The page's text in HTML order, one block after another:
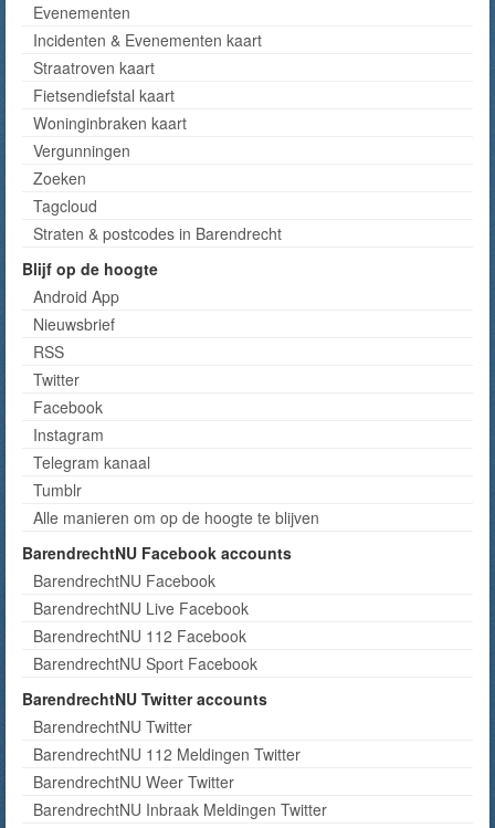
Evenementen
Incidenten & Evenementen kaart
Straatroven kaart
Fietsendiefstal kaart
Woninginbraken kaart
Vergunningen
Zoeken
Tagcloud
Straten & postcodes in Barendrecht
Blijf op de hoogte
Android App
Nieuwsbrief
RSS
Twitter
Facebook
Instagram
Telegram kanaal
Tumblr
Alle manieren om op de hoogte te blijven
BarendrechtNU Facebook accounts
BarendrechtNU Facebook
BarendrechtNU Live Facebook
BarendrechtNU 112 Facebook
BarendrechtNU Sport Facebook
BarendrechtNU Twitter accounts
BarendrechtNU Twitter
BarendrechtNU 112 Meldingen Twitter
BarendrechtNU Weer Twitter
BarendrechtNU Inbraak Meldingen Twitter